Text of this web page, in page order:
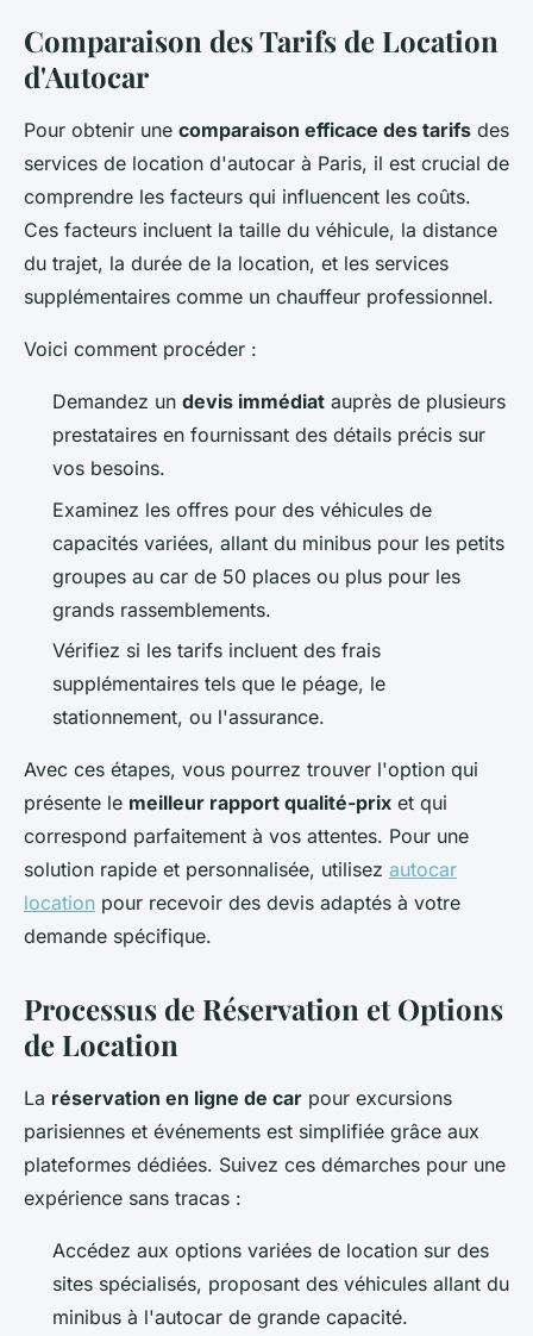
Comparaison des Tarifs de Location
d'Autocar
Pour obtenir une comparaison efficace des tarifs des
services de location d'autocar à Paris, il est crucial de
comprendre les facteurs qui influencent les coûts.
Ces facteurs incluent la taille du véhicule, la distance
du trajet, la durée de la location, et les services
supplémentaires comme un chauffeur professionnel.
Voici comment procéder :
Demandez un devis immédiat auprès de plusieurs
prestataires en fournissant des détails précis sur
vos besoins.
Examinez les offres pour des véhicules de
capacités variées, allant du minibus pour les petits
groupes au car de 50 places ou plus pour les
grands rassemblements.
Vérifiez si les tarifs incluent des frais
supplémentaires tels que le péage, le
stationnement, ou l'assurance.
Avec ces étapes, vous pourrez trouver l'option qui
présente le meilleur rapport qualité-prix et qui
correspond parfaitement à vos attentes. Pour une
solution rapide et personnalisée, utilisez autocar
location pour recevoir des devis adaptés à votre
demande spécifique.
Processus de Réservation et Options
de Location
La réservation en ligne de car pour excursions
parisiennes et événements est simplifiée grâce aux
plateformes dédiées. Suivez ces démarches pour une
expérience sans tracas :
Accédez aux options variées de location sur des
sites spécialisés, proposant des véhicules allant du
minibus à l'autocar de grande capacité.